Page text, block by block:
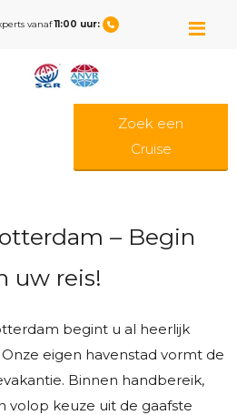
vanaf11:00 uur:
Zoek een
Cruise
– Begin
uw reis!
begint u al heerlijk
eigen havenstad vormt de
Binnen handbereik,
volop keuze uit de gaafste